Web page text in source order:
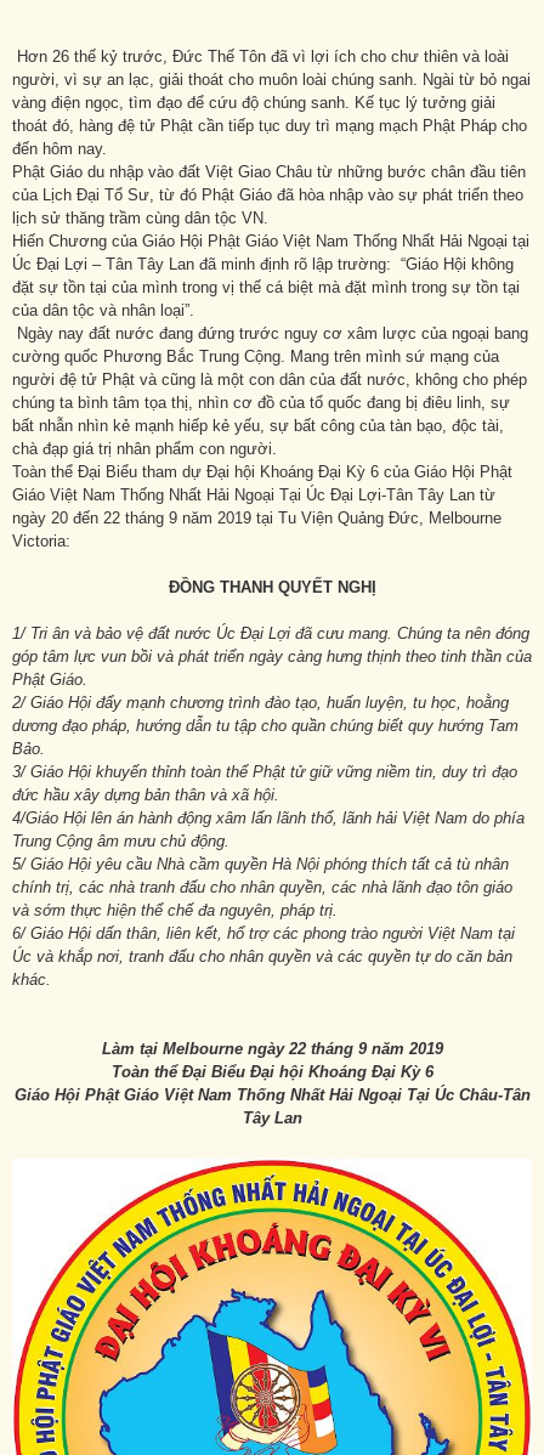
Hơn 26 thế kỷ trước, Đức Thế Tôn đã vì lợi ích cho chư thiên và loài
người, vì sự an lạc, giải thoát cho muôn loài chúng sanh. Ngài từ bỏ ngai
vàng điện ngọc, tìm đạo để cứu độ chúng sanh. Kế tục lý tưởng giải
thoát đó, hàng đệ tử Phật cần tiếp tục duy trì mạng mạch Phật Pháp cho
đến hôm nay.
Phật Giáo du nhập vào đất Việt Giao Châu từ những bước chân đầu tiên
của Lịch Đại Tổ Sư, từ đó Phật Giáo đã hòa nhập vào sự phát triển theo
lịch sử thăng trầm cùng dân tộc VN.
Hiến Chương của Giáo Hội Phật Giáo Việt Nam Thống Nhất Hải Ngoại tại
Úc Đại Lợi – Tân Tây Lan đã minh định rõ lập trường: “Giáo Hội không
đặt sự tồn tại của mình trong vị thế cá biệt mà đặt mình trong sự tồn tại
của dân tộc và nhân loại”.
Ngày nay đất nước đang đứng trước nguy cơ xâm lược của ngoại bang
cường quốc Phương Bắc Trung Cộng. Mang trên mình sứ mạng của
người đệ tử Phật và cũng là một con dân của đất nước, không cho phép
chúng ta bình tâm tọa thị, nhìn cơ đồ của tổ quốc đang bị điêu linh, sự
bất nhẫn nhìn kẻ mạnh hiếp kẻ yếu, sự bất công của tàn bạo, độc tài,
chà đạp giá trị nhân phẩm con người.
Toàn thể Đại Biểu tham dự Đại hội Khoáng Đại Kỳ 6 của Giáo Hội Phật
Giáo Việt Nam Thống Nhất Hải Ngoại Tại Úc Đại Lợi-Tân Tây Lan từ
ngày 20 đến 22 tháng 9 năm 2019 tại Tu Viện Quảng Đức, Melbourne
Victoria:
ĐỒNG THANH QUYẾT NGHỊ
1/ Tri ân và bảo vệ đất nước Úc Đại Lợi đã cưu mang. Chúng ta nên đóng
góp tâm lực vun bồi và phát triển ngày càng hưng thịnh theo tinh thần của
Phật Giáo.
2/ Giáo Hội đẩy mạnh chương trình đào tạo, huấn luyện, tu học, hoằng
dương đạo pháp, hướng dẫn tu tập cho quần chúng biết quy hướng Tam
Bảo.
3/ Giáo Hội khuyến thỉnh toàn thể Phật tử giữ vững niềm tin, duy trì đạo
đức hầu xây dựng bản thân và xã hội.
4/Giáo Hội lên án hành động xâm lấn lãnh thổ, lãnh hải Việt Nam do phía
Trung Cộng âm mưu chủ động.
5/ Giáo Hội yêu cầu Nhà cầm quyền Hà Nội phóng thích tất cả tù nhân
chính trị, các nhà tranh đấu cho nhân quyền, các nhà lãnh đạo tôn giáo
và sớm thực hiện thể chế đa nguyên, pháp trị.
6/ Giáo Hội dấn thân, liên kết, hổ trợ các phong trào người Việt Nam tại
Úc và khắp nơi, tranh đấu cho nhân quyền và các quyền tự do căn bản
khác.
Làm tại Melbourne ngày 22 tháng 9 năm 2019
Toàn thể Đại Biểu Đại hội Khoáng Đại Kỳ 6
Giáo Hội Phật Giáo Việt Nam Thống Nhất Hải Ngoại Tại Úc Châu-Tân
Tây Lan